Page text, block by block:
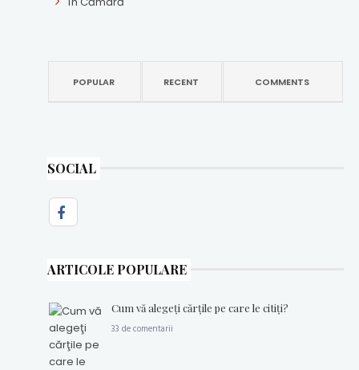
POPULAR RECENT COMMENTS
SOCIAL
ARTICOLE POPULARE
Cum vă alegeţi cărţile pe care le citiţi?
33 de comentarii